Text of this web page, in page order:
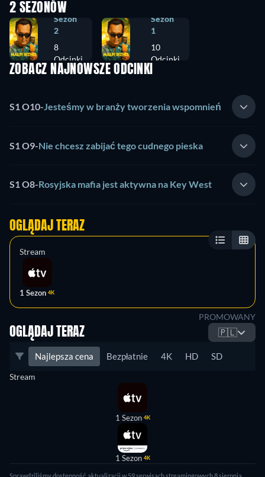
2 SEZONÓW
Sezon
2
8
Odcinki
Sezon
1
10
Odcinki
ZOBACZ NAJNOWSZE ODCINKI
S1 O10-Jesteśmy w branży tworzenia wspomnień
S1 O9-Nie chcesz zabijać tego cudnego pieska
S1 O8-Rosyjska mafia jest aktywna na Key West
OGLĄDAJ TERAZ
Stream
1 Sezon 4K
PROMOWANY
OGLĄDAJ TERAZ 🇵🇱
Najlepsza cena Bezpłatnie 4K HD SD
Stream
1 Sezon 4K
1 Sezon 4K
Sprawdziliśmy dostępność aktualizacji w 59 serwisach streamingowych 8 sierpnia